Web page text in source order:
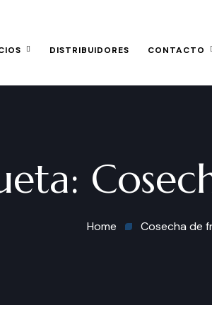
DISTRIBUIDORES CONTACTO
Home Cosecha de